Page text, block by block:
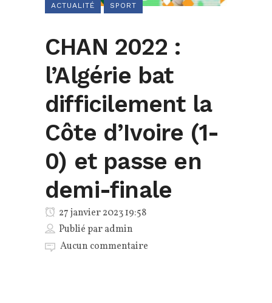
ACTUALITÉ SPORT
CHAN 2022 :
l’Algérie bat
difficilement la
Côte d’Ivoire (1-
0) et passe en
demi-finale
27 janvier 2023 19:58
Publié paradmin
Aucun commentaire